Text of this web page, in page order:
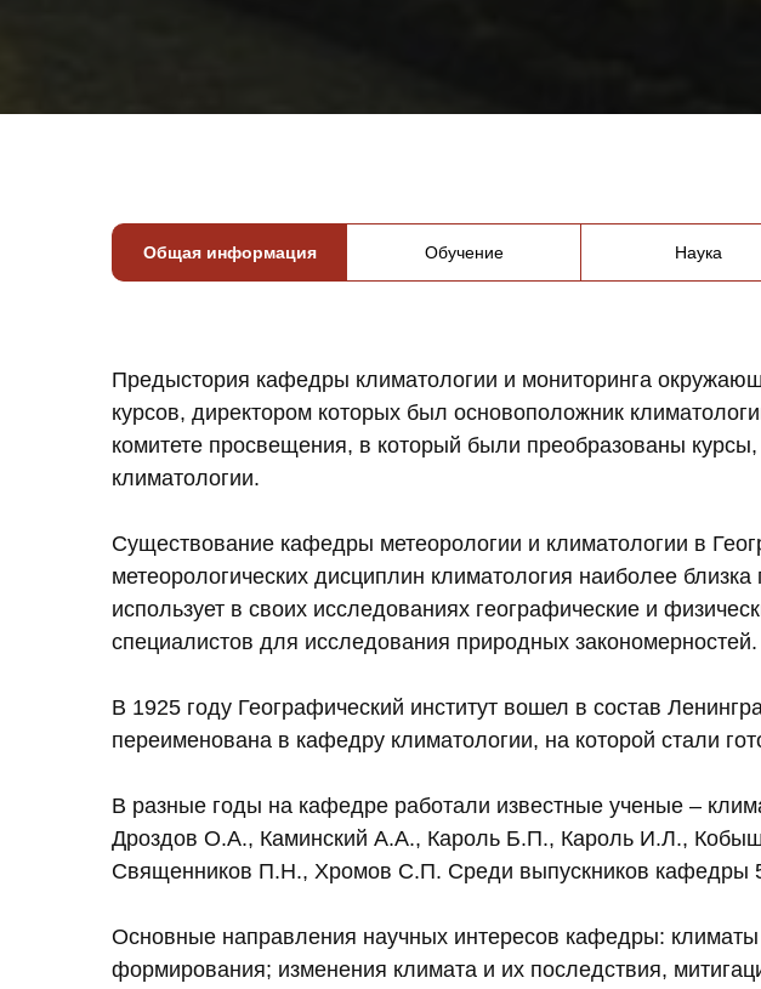
Общая информация Обучение Наука
Предыстория кафедры климатологии и мониторинга
курсов, директором которых был основоположник
комитете просвещения, в который были преобразованы
климатологии.
Существование кафедры метеорологии и климатологии в
метеорологических дисциплин климатология наиболее
использует в своих исследованиях географические и
специалистов для исследования природных закономерностей.
В 1925 году Географический институт вошел в состав
переименована в кафедру климатологии, на которой стали
В разные годы на кафедре работали известные ученые –
Дроздов О.А., Каминский А.А., Кароль Б.П., Кароль И.Л.,
Священников П.Н., Хромов С.П. Среди выпускников кафедры
Основные направления научных интересов кафедры:
формирования; изменения климата и их последствия,